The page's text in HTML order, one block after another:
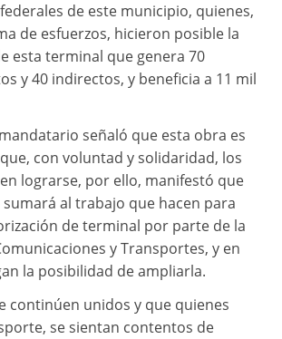
de este municipio, quienes,
de esfuerzos, hicieron posible la
esta terminal que genera 70
y 40 indirectos, y beneficia a 11 mil
señaló que esta obra es
con voluntad y solidaridad, los
lograrse, por ello, manifestó que
al trabajo que hacen para
de terminal por parte de la
y Transportes, y en
la posibilidad de ampliarla.
continúen unidos y que quienes
se sientan contentos de